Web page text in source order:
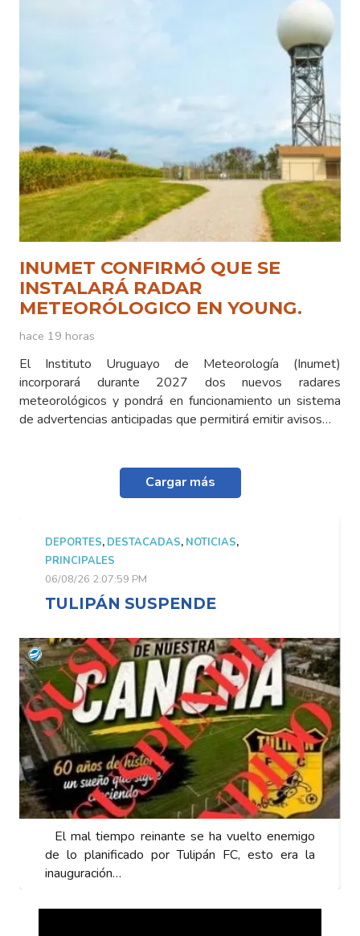
INUMET CONFIRMÓ QUE SE
INSTALARÁ RADAR
METEORÓLOGICO EN YOUNG.
hace 19 horas
El Instituto Uruguayo de Meteorología (Inumet)
incorporará durante 2027 dos nuevos radares
meteorológicos y pondrá en funcionamiento un sistema
de advertencias anticipadas que permitirá emitir avisos…
Cargar más
DEPORTES, DESTACADAS, NOTICIAS,
PRINCIPALES
06/08/26 2:07:59 PM
TULIPÁN SUSPENDE
El mal tiempo reinante se ha vuelto enemigo
de lo planificado por Tulipán FC, esto era la
inauguración…